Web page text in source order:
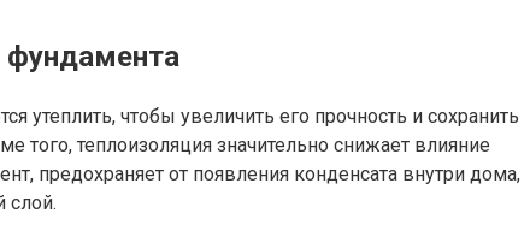
фундамента
утеплить, чтобы увеличить его прочность и сохранить
того, теплоизоляция значительно снижает влияние
предохраняет от появления конденсата внутри дома,
слой.